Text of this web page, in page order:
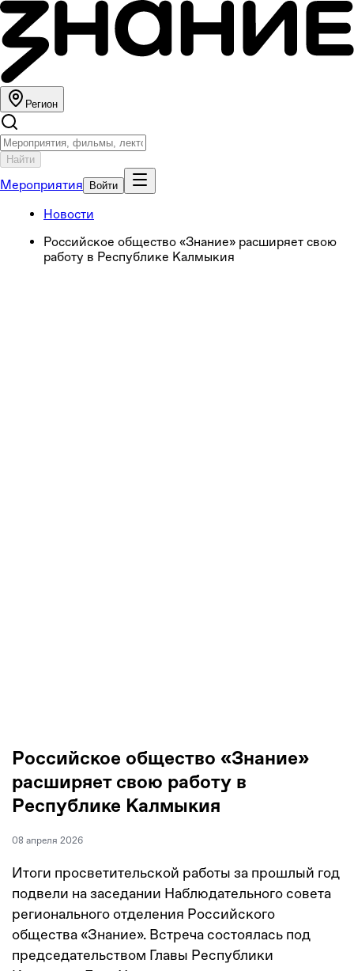
Регион
Найти
Мероприятия Войти
Новости
Российское общество «Знание» расширяет свою
работу в Республике Калмыкия
Российское общество «Знание»
расширяет свою работу в
Республике Калмыкия
08 апреля 2026
Итоги просветительской работы за прошлый год
подвели на заседании Наблюдательного совета
регионального отделения Российского
общества «Знание». Встреча состоялась под
председательством Главы Республики